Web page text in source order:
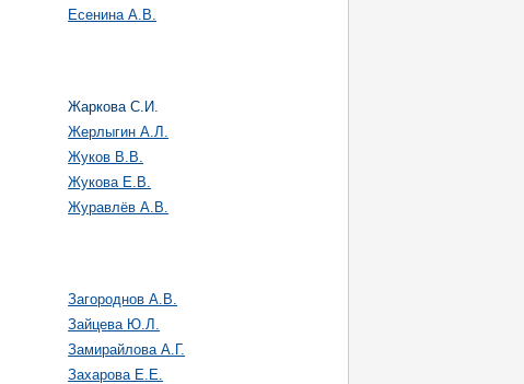
Есенина А.В.
Жаркова С.И.
Жерлыгин А.Л.
Жуков В.В.
Жукова Е.В.
Журавлёв А.В.
Загороднов А.В.
Зайцева Ю.Л.
Замирайлова А.Г.
Захарова Е.Е.